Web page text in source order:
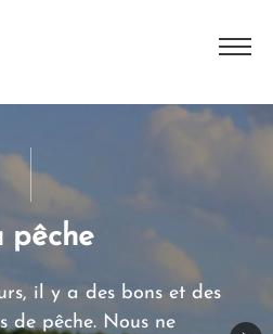
pêche
il y a des bons et des
de pêche. Nous ne